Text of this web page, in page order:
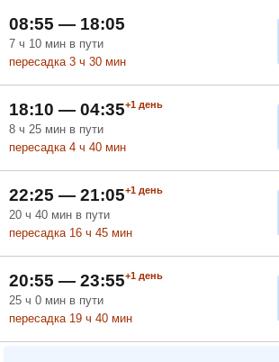
08:55 — 18:05
7 ч 10 мин в пути
пересадка 3 ч 30 мин
18:10 — 04:35+1 день
8 ч 25 мин в пути
пересадка 4 ч 40 мин
22:25 — 21:05+1 день
20 ч 40 мин в пути
пересадка 16 ч 45 мин
20:55 — 23:55+1 день
25 ч 0 мин в пути
пересадка 19 ч 40 мин